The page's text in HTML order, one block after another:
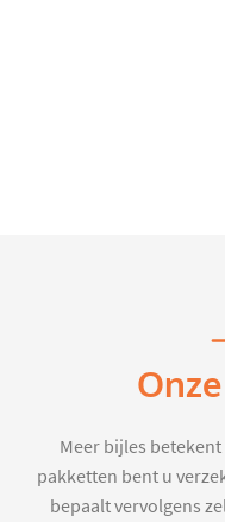
Meer bijles
pakketten bent u
bepaalt vervolgens